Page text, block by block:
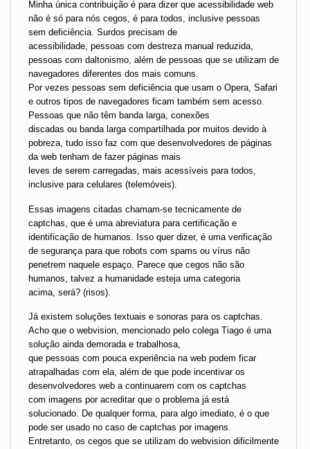
Minha única contribuição é para dizer que acessibilidade web
não é só para nós cegos, é para todos, inclusive pessoas
sem deficiência. Surdos precisam de
acessibilidade, pessoas com destreza manual reduzida,
pessoas com daltonismo, além de pessoas que se utilizam de
navegadores diferentes dos mais comuns.
Por vezes pessoas sem deficiência que usam o Opera, Safari
e outros tipos de navegadores ficam também sem acesso.
Pessoas que não têm banda larga, conexões
discadas ou banda larga compartilhada por muitos devido à
pobreza, tudo isso faz com que desenvolvedores de páginas
da web tenham de fazer páginas mais
leves de serem carregadas, mais acessíveis para todos,
inclusive para celulares (telemóveis).
Essas imagens citadas chamam-se tecnicamente de
captchas, que é uma abreviatura para certificação e
identificação de humanos. Isso quer dizer, é uma verificação
de segurança para que robots com spams ou vírus não
penetrem naquele espaço. Parece que cegos não são
humanos, talvez a humanidade esteja uma categoria
acima, será? (risos).
Já existem soluções textuais e sonoras para os captchas.
Acho que o webvision, mencionado pelo colega Tiago é uma
solução ainda demorada e trabalhosa,
que pessoas com pouca experiência na web podem ficar
atrapalhadas com ela, além de que pode incentivar os
desenvolvedores web a continuarem com os captchas
com imagens por acreditar que o problema já está
solucionado. De qualquer forma, para algo imediato, é o que
pode ser usado no caso de captchas por imagens.
Entretanto, os cegos que se utilizam do webvision dificilmente